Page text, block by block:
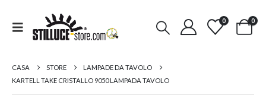
0 0
CASA STORE
LAMPADE DA TAVOLO
KARTELL TAKE CRISTALLO 9050 LAMPADA TAVOLO